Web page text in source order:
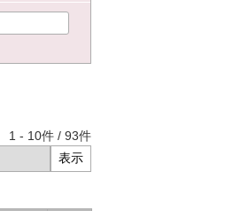
1 - 10件 / 93件